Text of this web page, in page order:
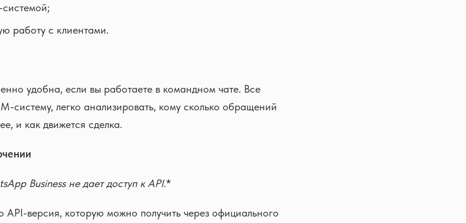
системой;
работу с клиентами.
удобна, если вы работаете в командном чате. Все
систему, легко анализировать, кому сколько обращений
и как движется сделка.
Businessне дает доступ к API.*
версия, которую можно получить через официального